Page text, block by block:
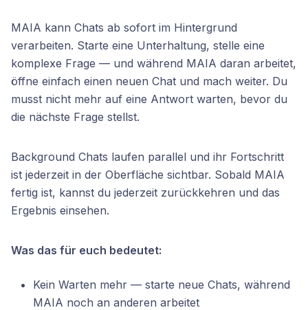
MAIA kann Chats ab sofort im Hintergrund
verarbeiten. Starte eine Unterhaltung, stelle eine
komplexe Frage — und während MAIA daran arbeitet,
öffne einfach einen neuen Chat und mach weiter. Du
musst nicht mehr auf eine Antwort warten, bevor du
die nächste Frage stellst.
Background Chats laufen parallel und ihr Fortschritt
ist jederzeit in der Oberfläche sichtbar. Sobald MAIA
fertig ist, kannst du jederzeit zurückkehren und das
Ergebnis einsehen.
Was das für euch bedeutet:
Kein Warten mehr — starte neue Chats, während
MAIA noch an anderen arbeitet